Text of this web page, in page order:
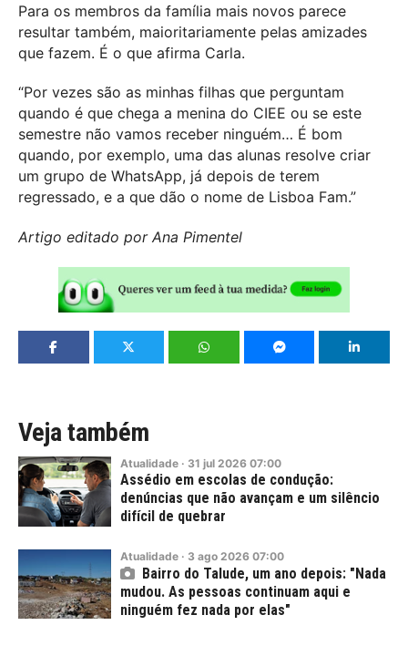
Para os membros da família mais novos parece
resultar também, maioritariamente pelas amizades
que fazem. É o que afirma Carla.
“Por vezes são as minhas filhas que perguntam
quando é que chega a menina do CIEE ou se este
semestre não vamos receber ninguém… É bom
quando, por exemplo, uma das alunas resolve criar
um grupo de WhatsApp, já depois de terem
regressado, e a que dão o nome de Lisboa Fam.”
Artigo editado por Ana Pimentel
Veja também
Atualidade · 31 jul 2026 07:00
Assédio em escolas de condução:
denúncias que não avançam e um silêncio
difícil de quebrar
Atualidade · 3 ago 2026 07:00
Bairro do Talude, um ano depois: "Nada
mudou. As pessoas continuam aqui e
ninguém fez nada por elas"